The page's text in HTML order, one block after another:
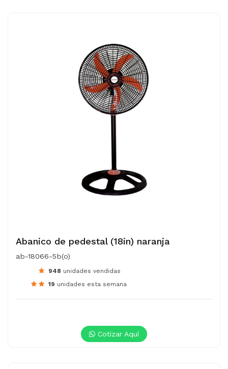
Abanico de pedestal (18in) naranja
ab-18066-5b(o)
948 unidades vendidas
19 unidades esta semana
Cotizar Aquí